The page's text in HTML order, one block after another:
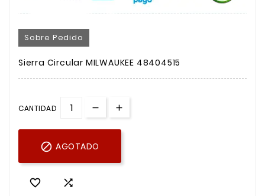
Sobre Pedido
Sierra Circular MILWAUKEE 48404515
CANTIDAD
 AGOTADO
 